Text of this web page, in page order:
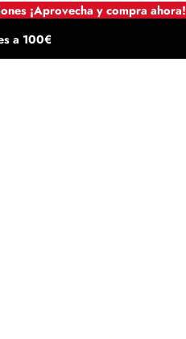
¡Aprovecha y compra ahora!
a 100€